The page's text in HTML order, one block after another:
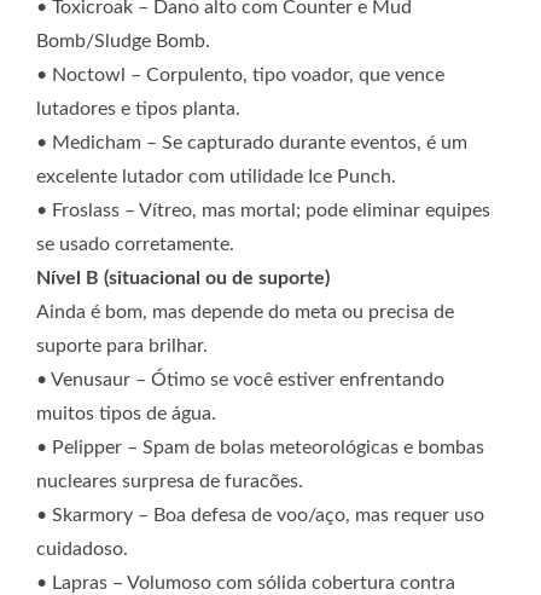
• Toxicroak – Dano alto com Counter e Mud
Bomb/Sludge Bomb.
• Noctowl – Corpulento, tipo voador, que vence
lutadores e tipos planta.
• Medicham – Se capturado durante eventos, é um
excelente lutador com utilidade Ice Punch.
• Froslass – Vítreo, mas mortal; pode eliminar equipes
se usado corretamente.
Nível B (situacional ou de suporte)
Ainda é bom, mas depende do meta ou precisa de
suporte para brilhar.
• Venusaur – Ótimo se você estiver enfrentando
muitos tipos de água.
• Pelipper – Spam de bolas meteorológicas e bombas
nucleares surpresa de furacões.
• Skarmory – Boa defesa de voo/aço, mas requer uso
cuidadoso.
• Lapras – Volumoso com sólida cobertura contra